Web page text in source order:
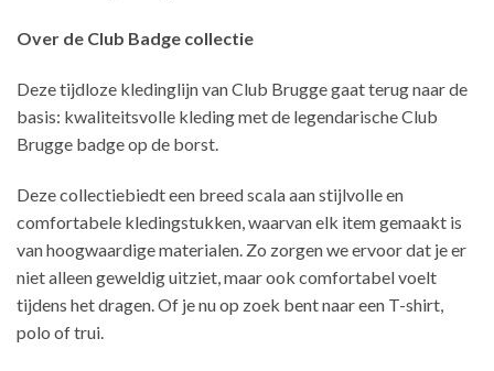
Over de Club Badge collectie
Deze tijdloze kledinglijn van Club Brugge gaat terug naar de
basis: kwaliteitsvolle kleding met de legendarische Club
Brugge badge op de borst.
Deze collectiebiedt een breed scala aan stijlvolle en
comfortabele kledingstukken, waarvan elk item gemaakt is
van hoogwaardige materialen. Zo zorgen we ervoor dat je er
niet alleen geweldig uitziet, maar ook comfortabel voelt
tijdens het dragen. Of je nu op zoek bent naar een T-shirt,
polo of trui.